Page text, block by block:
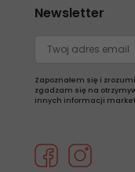
Newsletter
Zapoznałem się i
zgadzam się na
innych informacji